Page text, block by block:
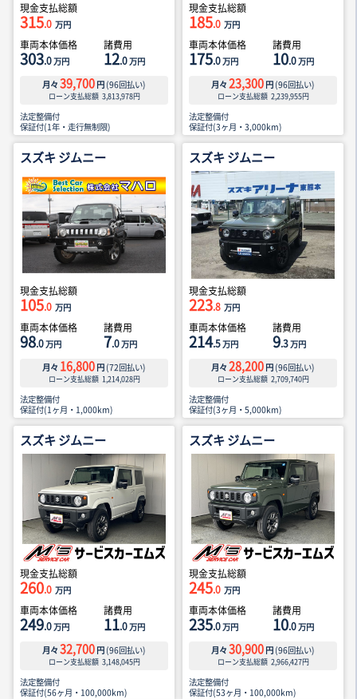
現金支払総額
315.0 万円
車両本体価格
303.0万円
諸費用
12.0万円
月々 39,700 円 (96回払い)
ローン支払総額 3,813,978円
法定整備付
保証付(1年・走行無制限)
現金支払総額
185.0 万円
車両本体価格
175.0万円
諸費用
10.0万円
月々 23,300 円 (96回払い)
ローン支払総額 2,239,955円
法定整備付
保証付(3ヶ月・3,000km)
スズキ ジムニー
現金支払総額
105.0 万円
車両本体価格
98.0万円
諸費用
7.0万円
月々 16,800 円 (72回払い)
ローン支払総額 1,214,028円
法定整備付
保証付(1ヶ月・1,000km)
スズキ ジムニー
現金支払総額
223.8 万円
車両本体価格
214.5万円
諸費用
9.3万円
月々 28,200 円 (96回払い)
ローン支払総額 2,709,740円
法定整備付
保証付(3ヶ月・5,000km)
スズキ ジムニー
現金支払総額
260.0 万円
車両本体価格
249.0万円
諸費用
11.0万円
月々 32,700 円 (96回払い)
ローン支払総額 3,148,045円
法定整備付
保証付(56ヶ月・100,000km)
スズキ ジムニー
現金支払総額
245.0 万円
車両本体価格
235.0万円
諸費用
10.0万円
月々 30,900 円 (96回払い)
ローン支払総額 2,966,427円
法定整備付
保証付(53ヶ月・100,000km)